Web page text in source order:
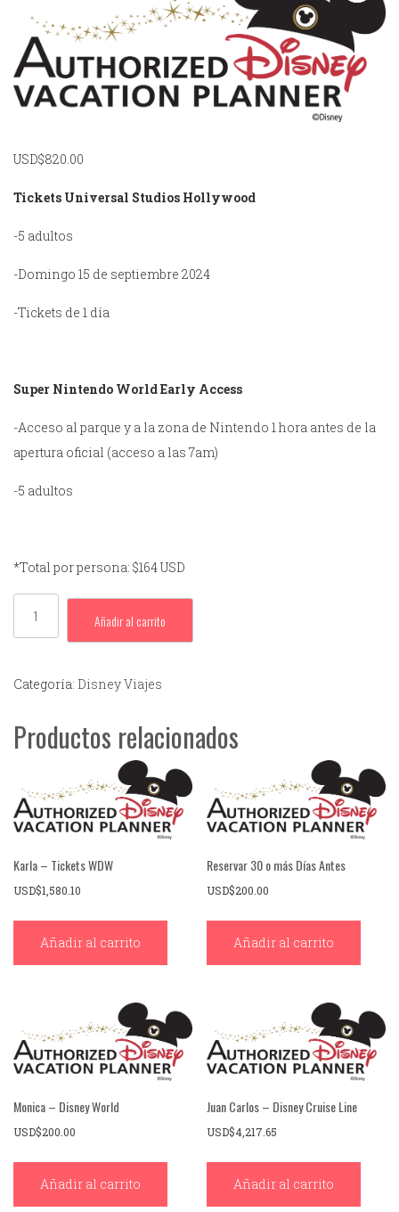
USD$820.00
Tickets Universal Studios Hollywood
-5 adultos
-Domingo 15 de septiembre 2024
-Tickets de 1 día
Super Nintendo World Early Access
-Acceso al parque y a la zona de Nintendo 1 hora antes de la
apertura oficial (acceso a las 7am)
-5 adultos
*Total por persona: $164 USD
Añadir al carrito
Categoría: Disney Viajes
Productos relacionados
Karla – Tickets WDW
USD$1,580.10
Añadir al carrito
Reservar 30 o más Días Antes
USD$200.00
Añadir al carrito
Monica – Disney World
USD$200.00
Añadir al carrito
Juan Carlos – Disney Cruise Line
USD$4,217.65
Añadir al carrito